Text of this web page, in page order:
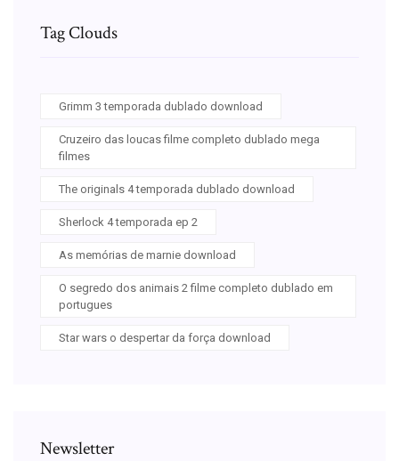
Tag Clouds
Grimm 3 temporada dublado download
Cruzeiro das loucas filme completo dublado mega
filmes
The originals 4 temporada dublado download
Sherlock 4 temporada ep 2
As memórias de marnie download
O segredo dos animais 2 filme completo dublado em
portugues
Star wars o despertar da força download
Newsletter